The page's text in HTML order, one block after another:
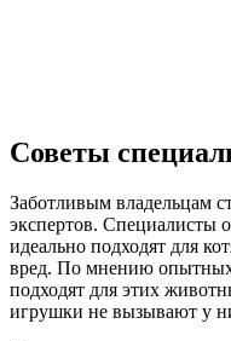
Советы
Заботливым владельцам
экспертов. Специалисты
идеально подходят для
вред. По мнению опытных
подходят для этих
игрушки не вызывают у